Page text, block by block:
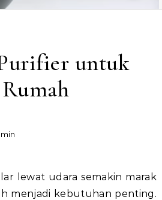
untuk
menjadi kebutuhan penting.